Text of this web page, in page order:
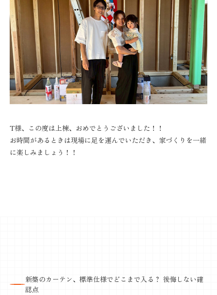
T様、この度は上棟、おめでとうございました！！
お時間があるときは現場に足を運んでいただき、家づくりを一緒
に楽しみましょう！！
新築のカーテン、標準仕様でどこまで入る？ 後悔しない確
認点